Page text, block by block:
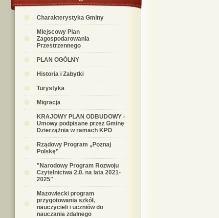
Charakterystyka Gminy
Miejscowy Plan
Zagospodarowania
Przestrzennego
PLAN OGÓLNY
Historia i Zabytki
Turystyka
Migracja
KRAJOWY PLAN ODBUDOWY -
Umowy podpisane przez Gminę
Dzierzążnia w ramach KPO
Rządowy Program „Poznaj
Polskę”
"Narodowy Program Rozwoju
Czytelnictwa 2.0. na lata 2021-
2025"
Mazowiecki program
przygotowania szkół,
nauczycieli i uczniów do
nauczania zdalnego